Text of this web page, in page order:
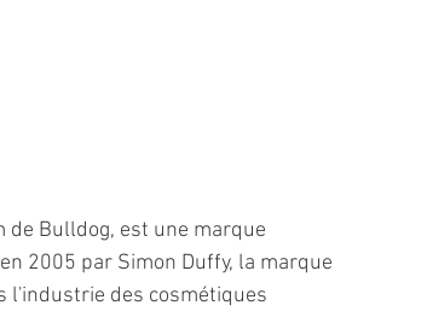
de Bulldog, est une marque
2005 par Simon Duffy, la marque
l'industrie des cosmétiques